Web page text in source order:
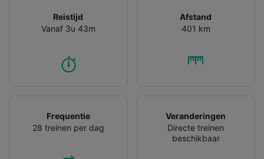
Reistijd
Vanaf 3u 43m
Afstand
401 km
Frequentie
28 treinen per dag
Veranderingen
Directe treinen
beschikbaar
advertenties en content, advertentie- en
contentmetingen, doelgroepenonderzoek en
Partnerlijst (derden)